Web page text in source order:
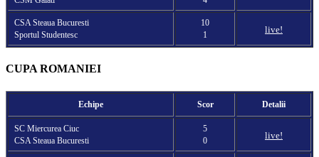
CSA Steaua Bucuresti
Sportul Studentesc
10
1
live!
CUPA ROMANIEI
Echipe Scor Detalii
SC Miercurea Ciuc
CSA Steaua Bucuresti
5
0
live!